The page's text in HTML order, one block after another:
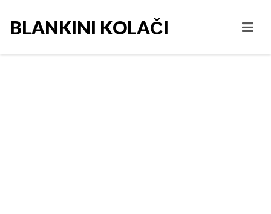
BLANKINI KOLAČI